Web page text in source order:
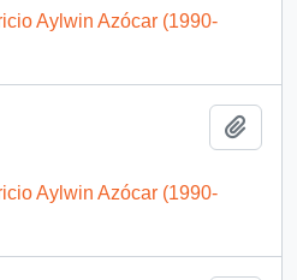
Aylwin Azócar (1990-
Aylwin Azócar (1990-